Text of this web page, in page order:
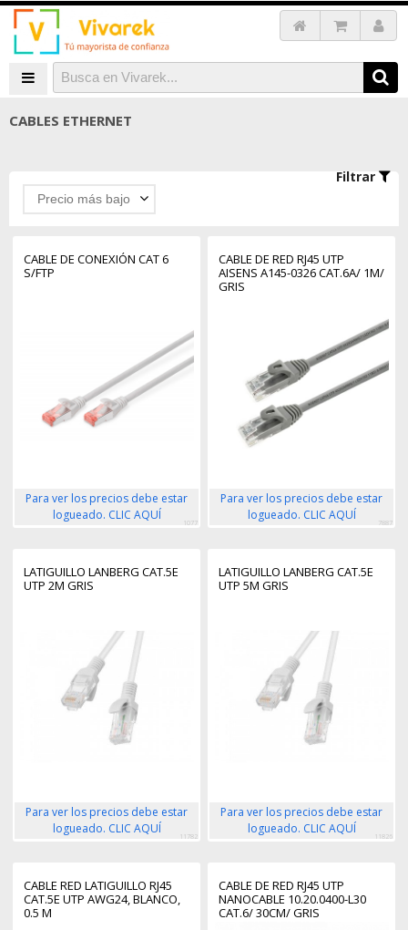
CABLES ETHERNET
Filtrar
Precio más bajo
CABLE DE CONEXIÓN CAT 6
S/FTP
Para ver los precios debe estar
logueado. CLIC AQUÍ
1077
CABLE DE RED RJ45 UTP
AISENS A145-0326 CAT.6A/ 1M/
GRIS
Para ver los precios debe estar
logueado. CLIC AQUÍ
7887
LATIGUILLO LANBERG CAT.5E
UTP 2M GRIS
Para ver los precios debe estar
logueado. CLIC AQUÍ
11782
LATIGUILLO LANBERG CAT.5E
UTP 5M GRIS
Para ver los precios debe estar
logueado. CLIC AQUÍ
11826
CABLE RED LATIGUILLO RJ45
CAT.5E UTP AWG24, BLANCO,
0.5 M
CABLE DE RED RJ45 UTP
NANOCABLE 10.20.0400-L30
CAT.6/ 30CM/ GRIS